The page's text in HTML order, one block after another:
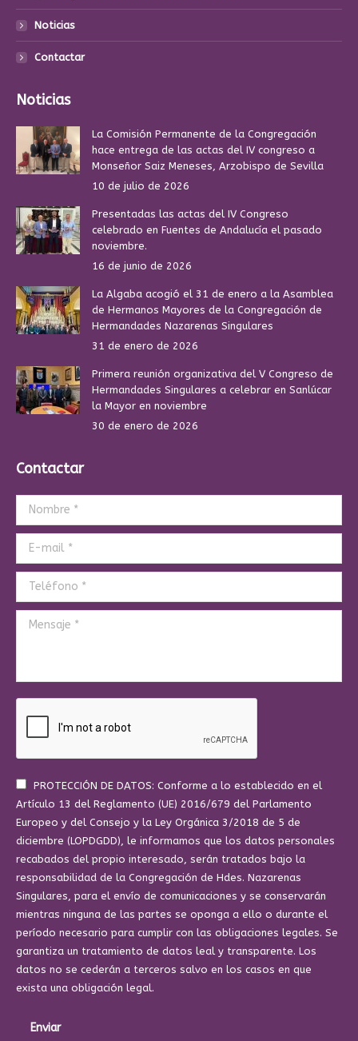
Noticias
Contactar
Noticias
La Comisión Permanente de la Congregación
hace entrega de las actas del IV congreso a
Monseñor Saiz Meneses, Arzobispo de Sevilla
10 de julio de 2026
Presentadas las actas del IV Congreso
celebrado en Fuentes de Andalucía el pasado
noviembre.
16 de junio de 2026
La Algaba acogió el 31 de enero a la Asamblea
de Hermanos Mayores de la Congregación de
Hermandades Nazarenas Singulares
31 de enero de 2026
Primera reunión organizativa del V Congreso de
Hermandades Singulares a celebrar en Sanlúcar
la Mayor en noviembre
30 de enero de 2026
Contactar
Nombre *
E-mail *
Teléfono *
Mensaje *
PROTECCIÓN DE DATOS: Conforme a lo establecido en el
Artículo 13 del Reglamento (UE) 2016/679 del Parlamento
Europeo y del Consejo y la Ley Orgánica 3/2018 de 5 de
diciembre (LOPDGDD), le informamos que los datos personales
recabados del propio interesado, serán tratados bajo la
responsabilidad de la Congregación de Hdes. Nazarenas
Singulares, para el envío de comunicaciones y se conservarán
mientras ninguna de las partes se oponga a ello o durante el
período necesario para cumplir con las obligaciones legales. Se
garantiza un tratamiento de datos leal y transparente. Los
datos no se cederán a terceros salvo en los casos en que
exista una obligación legal.
Enviar